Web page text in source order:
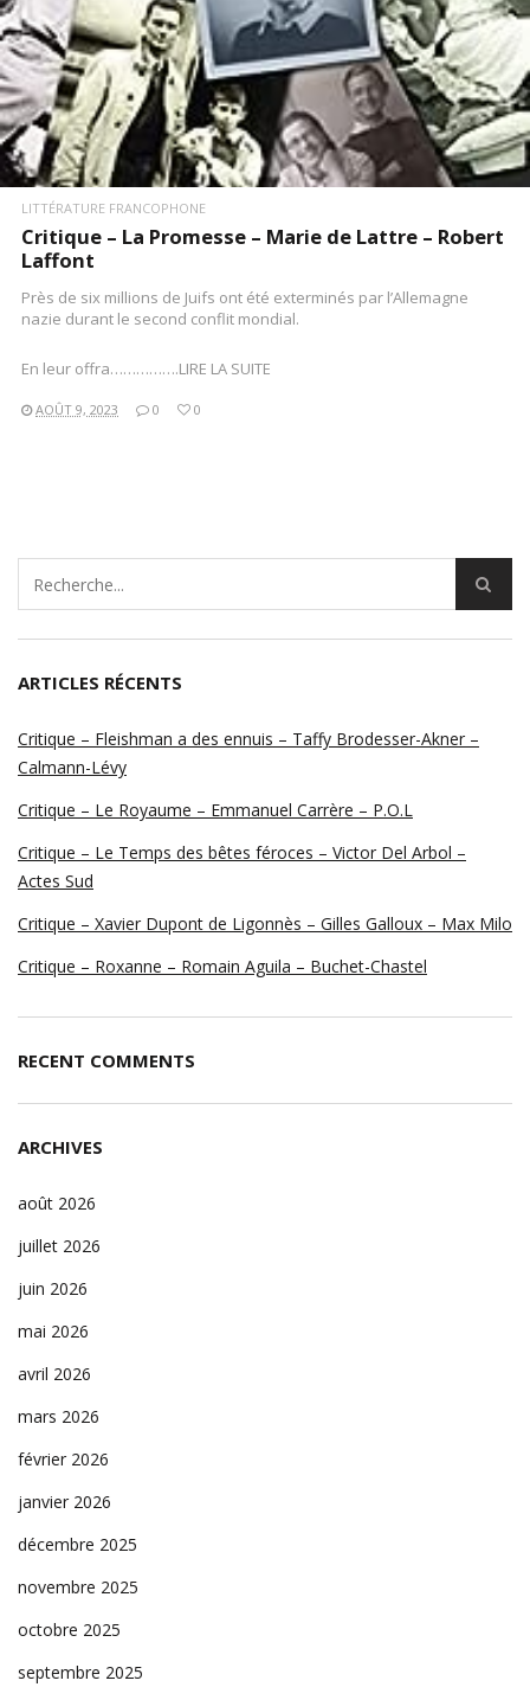
LITTÉRATURE FRANCOPHONE
Critique – La Promesse – Marie de Lattre – Robert
Laffont
Près de six millions de Juifs ont été exterminés par l’Allemagne
nazie durant le second conflit mondial.
En leur offra…………….LIRE LA SUITE
AOÛT 9, 2023 0 0
ARTICLES RÉCENTS
Critique – Fleishman a des ennuis – Taffy Brodesser-Akner –
Calmann-Lévy
Critique – Le Royaume – Emmanuel Carrère – P.O.L
Critique – Le Temps des bêtes féroces – Victor Del Arbol –
Actes Sud
Critique – Xavier Dupont de Ligonnès – Gilles Galloux – Max Milo
Critique – Roxanne – Romain Aguila – Buchet-Chastel
RECENT COMMENTS
ARCHIVES
août 2026
juillet 2026
juin 2026
mai 2026
avril 2026
mars 2026
février 2026
janvier 2026
décembre 2025
novembre 2025
octobre 2025
septembre 2025